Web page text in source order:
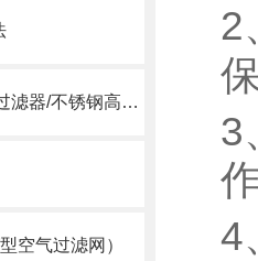
耐高温过滤器/耐高温过滤器/不锈钢高温过滤器
空气过滤网）
2
3
4